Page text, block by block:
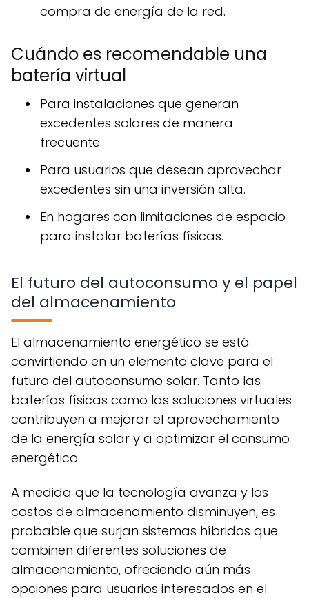
compra de energía de la red.
Cuándo es recomendable una
batería virtual
Para instalaciones que generan
excedentes solares de manera
frecuente.
Para usuarios que desean aprovechar
excedentes sin una inversión alta.
En hogares con limitaciones de espacio
para instalar baterías físicas.
El futuro del autoconsumo y el papel
del almacenamiento
El almacenamiento energético se está
convirtiendo en un elemento clave para el
futuro del autoconsumo solar. Tanto las
baterías físicas como las soluciones virtuales
contribuyen a mejorar el aprovechamiento
de la energía solar y a optimizar el consumo
energético.
A medida que la tecnología avanza y los
costos de almacenamiento disminuyen, es
probable que surjan sistemas híbridos que
combinen diferentes soluciones de
almacenamiento, ofreciendo aún más
opciones para usuarios interesados en el